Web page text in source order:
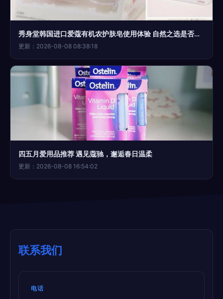
秀身堂韩国进口爱蔻有机农护肤皂使用体验 自然之选是否名副其实？
更新：2026-08-08 08:38:18
四五月爱用品推荐 遇见蔻驰，邂逅春日温柔
更新：2026-08-08 16:54:02
联系我们
电话